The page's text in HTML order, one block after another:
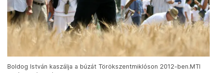
Boldog István kaszálja a búzát Törökszentmiklóson 2012-ben.MTI